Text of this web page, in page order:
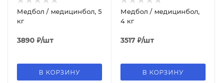
Медбол / медицинбол, 5
кг
3890 ₽/шт
В КОРЗИНУ
Медбол / медицинбол,
4 кг
3517 ₽/шт
В КОРЗИНУ